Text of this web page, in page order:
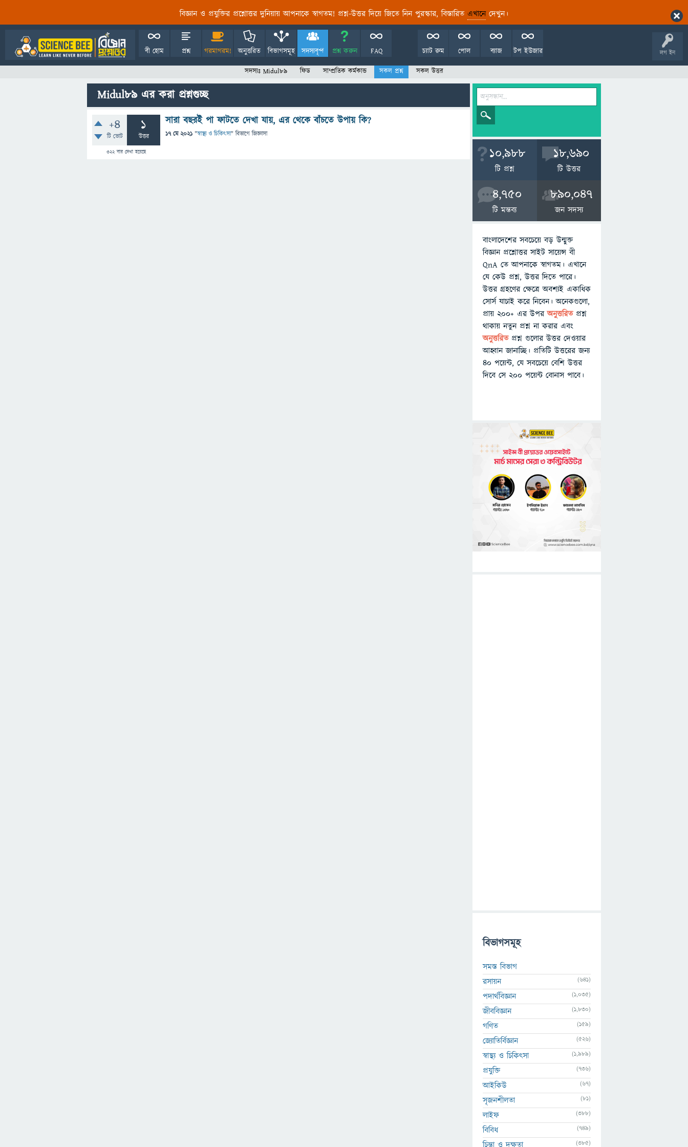
বিজ্ঞান ও প্রযুক্তির প্রশ্নোত্তর দুনিয়ায় আপনাকে স্বাগতম! প্রশ্ন-উত্তর দিয়ে জিতে নিন পুরস্কার, বিস্তারিত এখানেদেখুন।
লগ ইন
বী হোম প্রশ্ন গরমাগরম! অনুত্তরিত বিভাগসমূহ সদস্যবৃন্দ প্রশ্ন করুন FAQ টপ ইউজার
ব্যাজ
পোল
চ্যাট রুম
সদস্যঃ Midul89 ফিড সাম্প্রতিক কর্মকান্ড সকল প্রশ্ন সকল উত্তর
Midul89 এর করা প্রশ্নগুচ্ছ
+4
টি ভোট
1
উত্তর
322বার দেখা হয়েছে
সারা বছরই পা ফাটতে দেখা যায়, এর থেকে বাঁচতে উপায় কি?
17 মে 2021 "স্বাস্থ্য ও চিকিৎসা" বিভাগে জিজ্ঞাসা
10,988
টি প্রশ্ন
18,690
টি উত্তর
4,750
টি মন্তব্য
890,047
জন সদস্য
বাংলাদেশের সবচেয়ে বড় উন্মুক্ত
বিজ্ঞান প্রশ্নোত্তর সাইট সায়েন্স বী
QnA তে আপনাকে স্বাগতম। এখানে
যে কেউ প্রশ্ন, উত্তর দিতে পারে।
উত্তর গ্রহণের ক্ষেত্রে অবশ্যই একাধিক
সোর্স যাচাই করে নিবেন। অনেকগুলো,
প্রায় ২০০+ এর উপরঅনুত্তরিতপ্রশ্ন
থাকায় নতুন প্রশ্ন না করার এবং
অনুত্তরিত প্রশ্ন গুলোর উত্তর দেওয়ার
আহ্বান জানাচ্ছি। প্রতিটি উত্তরের জন্য
৪০ পয়েন্ট, যে সবচেয়ে বেশি উত্তর
দিবে সে ২০০ পয়েন্ট বোনাস পাবে।
বিভাগসমূহ
সমস্ত বিভাগ
রসায়ন
(641)
পদার্থবিজ্ঞান (1,035)
জীববিজ্ঞান (1,830)
গণিত (159)
জ্যোতির্বিজ্ঞান (526)
স্বাস্থ্য ও চিকিৎসা (1,989)
প্রযুক্তি (736)
আইকিউ (67)
সৃজনশীলতা (81)
লাইফ (388)
বিবিধ (749)
চিন্তা ও দক্ষতা (385)